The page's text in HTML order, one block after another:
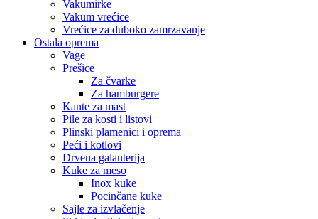
Vakumirke
Vakum vrećice
Vrećice za duboko zamrzavanje
Ostala oprema
Vage
Prešice
Za čvarke
Za hamburgere
Kante za mast
Pile za kosti i listovi
Plinski plamenici i oprema
Peći i kotlovi
Drvena galanterija
Kuke za meso
Inox kuke
Pocinčane kuke
Sajle za izvlačenje